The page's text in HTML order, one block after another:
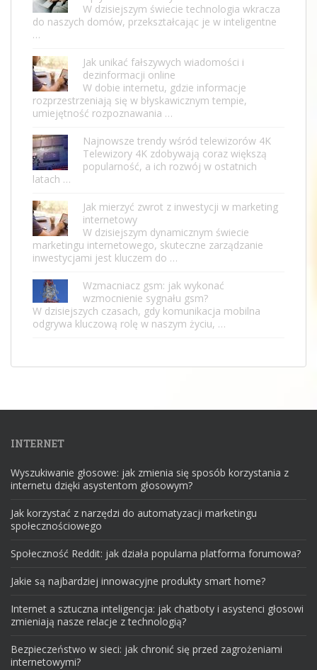
W dzisiejszym świecie technologia wkracza
do naszych domów, przekształcając je w inteligentne
…
Jak unikać fałszywych wiadomości i
dezinformacji online
W dobie internetu, gdzie informacje
rozprzestrzeniają się w błyskawicznym tempie,
umiejętność rozpoznawania …
Najnowsze trendy wśród telewizorów 4K
Telewizory 4K zdobywają coraz większą
popularność, a ich rozwój w ostatnich
latach …
Jak mierzyć zwrot z inwestycji w marketing
internetowy
W dzisiejszym dynamicznym świecie
marketingu internetowego, skuteczne zarządzanie
inwestycjami jest kluczem do …
Wzmacniacz gsm: jak wykonać
wzmocnienie sygnału gsm?
W dzisiejszych czasach, gdy komunikacja mobilna
odgrywa kluczową rolę w naszym życiu, …
INTERNET
Wyszukiwanie głosowe: jak zmienia się sposób korzystania z
internetu dzięki asystentom głosowym?
Jak korzystać z narzędzi do automatyzacji marketingu
społecznościowego
Społeczność Reddit: jak działa popularna platforma forumowa?
Jakie są najbardziej innowacyjne produkty smart home?
Internet a sztuczna inteligencja: jak chatboty i asystenci głosowi
zmieniają nasze relacje z technologią?
Bezpieczeństwo w sieci: jak chronić się przed zagrożeniami
internetowymi?